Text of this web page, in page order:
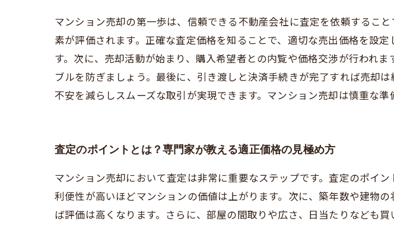
マンション売却の第一歩は、信頼できる不動産会社に査定を依頼するこ
素が評価されます。正確な査定価格を知ることで、適切な売出価格を設
す。次に、売却活動が始まり、購入希望者との内覧や価格交渉が行われ
ブルを防ぎましょう。最後に、引き渡しと決済手続きが完了すれば売却
不安を減らしスムーズな取引が実現できます。マンション売却は慎重な準
査定のポイントとは？専門家が教える適正価格の見極め方
マンション売却において査定は非常に重要なステップです。査定のポイ
利便性が高いほどマンションの価値は上がります。次に、築年数や建物
ば評価は高くなります。さらに、部屋の間取りや広さ、日当たりなども